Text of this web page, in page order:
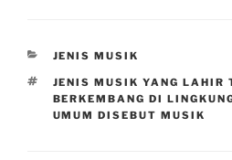
CATEGORIES
JENIS MUSIK
TAGS
JENIS MUSIK YANG LAHIR
BERKEMBANG DI
UMUM DISEBUT MUSIK